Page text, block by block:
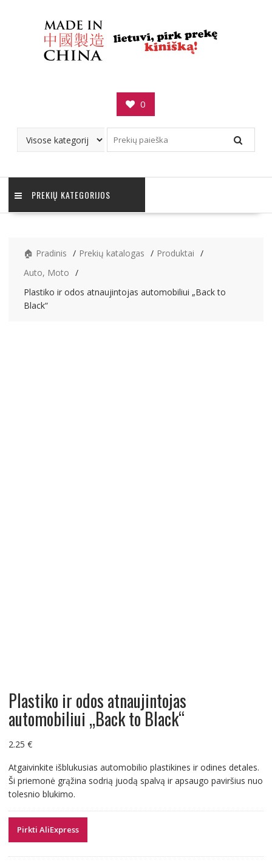
0
PREKIŲ KATEGORIJOS
🏠 Pradinis Prekių katalogas
Produktai
Auto, Moto
Plastiko ir odos atnaujintojas automobiliui „Back to
Black“
Plastiko ir odos atnaujintojas
automobiliui „Back to Black“
2.25 €
Atgaivinkite išblukusias automobilio plastikines ir odines detales.
Ši priemonė grąžina sodrią juodą spalvą ir apsaugo paviršius nuo
tolesnio blukimo.
Pirkti AliExpress